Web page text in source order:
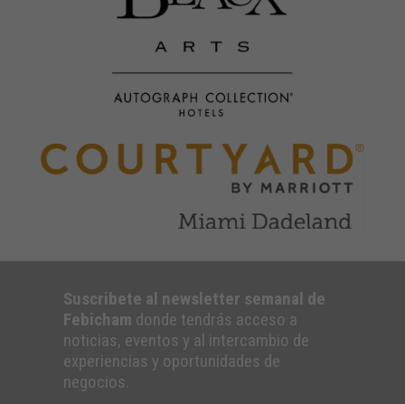
Suscribete al newsletter semanal de
Febicham donde tendrás acceso a
noticias, eventos y al intercambio de
experiencias y oportunidades de
negocios.